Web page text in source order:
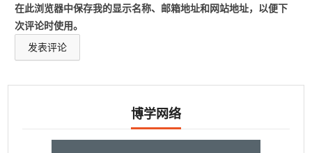
在此浏览器中保存我的显示名称、邮箱地址和网站地址，以便下
次评论时使用。
博学网络